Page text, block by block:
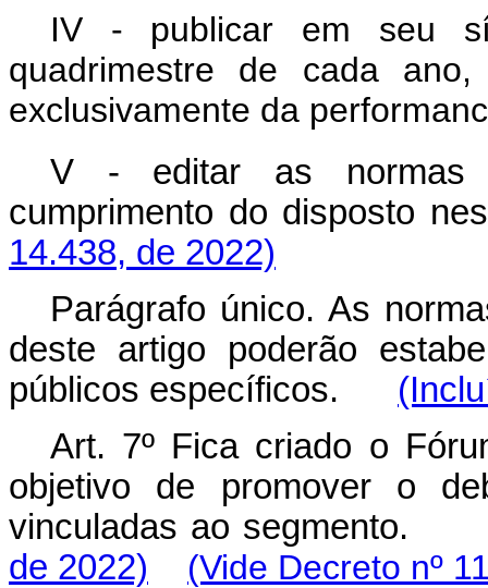
IV - publicar em seu
quadrimestre de cada
exclusivamente da
V - editar as normas
cumprimento do
14.438, de 2022)
Parágrafo único. As
deste artigo poderão
públicos específicos.
Art. 7º Fica criado o
objetivo de promover o
vinculadas ao
de 2022)
(Vide Decreto nº